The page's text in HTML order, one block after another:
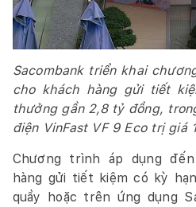
Sacombank triển khai
cho khách hàng gửi tiết
thưởng gần 2,8 tỷ đồng,
điện VinFast VF 9 Eco trị giá
Chương trình áp dụng
hàng gửi tiết kiệm có kỳ
quầy hoặc trên ứng dụng